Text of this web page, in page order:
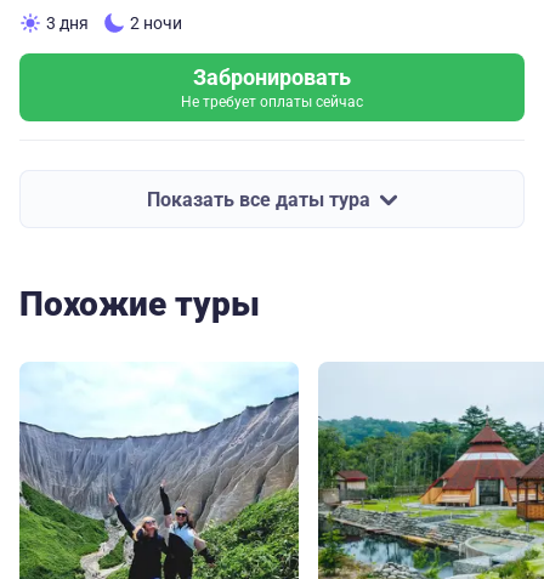
3 дня
2 ночи
Забронировать
Не требует оплаты сейчас
Показать все даты тура
Похожие туры